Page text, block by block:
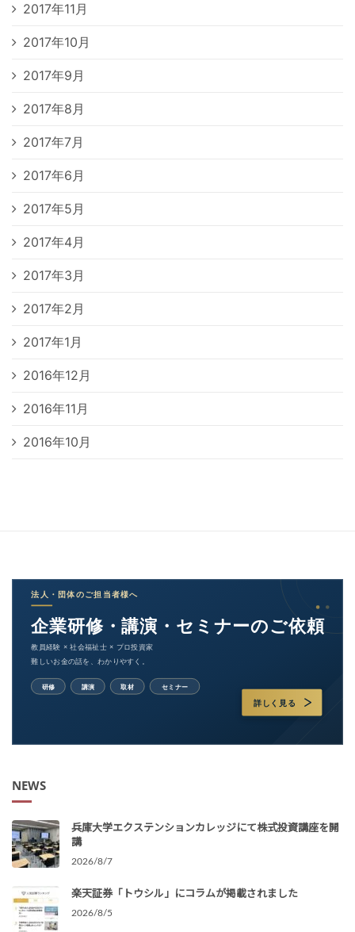
2017年11月
2017年10月
2017年9月
2017年8月
2017年7月
2017年6月
2017年5月
2017年4月
2017年3月
2017年2月
2017年1月
2016年12月
2016年11月
2016年10月
NEWS
兵庫大学エクステンションカレッジにて株式投資講座を開
講
2026/8/7
楽天証券「トウシル」にコラムが掲載されました
2026/8/5